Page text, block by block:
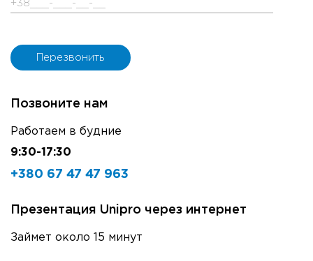
Позвоните нам
Работаем в будние
9:30-17:30
+380 67 47 47 963
Презентация Unipro через интернет
Займет около 15 минут